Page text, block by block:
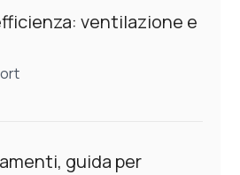
ventilazione e
guida per